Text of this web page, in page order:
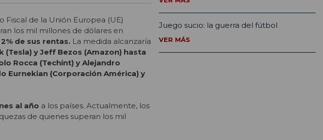
Fiscal de la Unión Europea (UE)
los mil millones de dólares en
de sus rentas. La medida alcanzaría
(Tesla) y Jeff Bezos (Amazon) hasta
Rocca (Techint) y Alejandro
Eurnekian (Corporación América) y
al año a los países. Actualmente, los
de quienes superan los mil
Juego sucio: la guerra del fútbol
VER MÁS